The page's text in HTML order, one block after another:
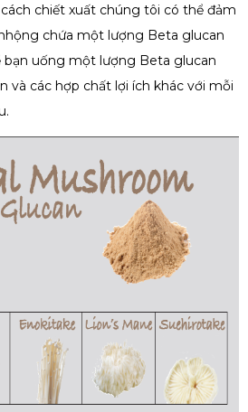
chiết xuất chúng tôi có thể đảm
chứa một lượng Beta glucan
uống một lượng Beta glucan
và các hợp chất lợi ích khác với mỗi